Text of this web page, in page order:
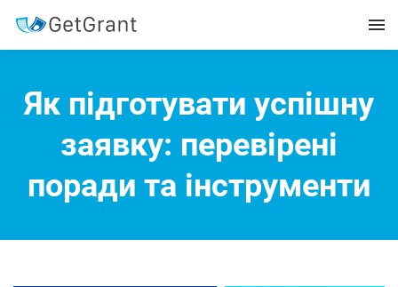
Як підготувати успішну
заявку: перевірені
поради та інструменти